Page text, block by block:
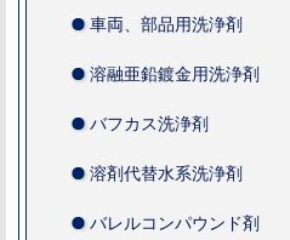
車両、部品用洗浄剤
溶融亜鉛鍍金用洗浄剤
バフカス洗浄剤
溶剤代替水系洗浄剤
バレルコンパウンド剤